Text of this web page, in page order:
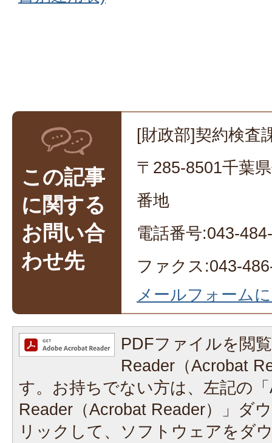
この記事
に関する
お問い合
わせ先
[財政部]契約検査
〒285-8501千葉
番地
電話番号:043-
ファクス:043-
メールフォーム
PDFファイルを閲
Reader（Acrobat
す。お持ちでない方は、左記の
Reader（Acrobat Reader）」ダ
リックして、ソフトウェアをダ